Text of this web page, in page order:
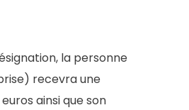
la personne
recevra une
ainsi que son